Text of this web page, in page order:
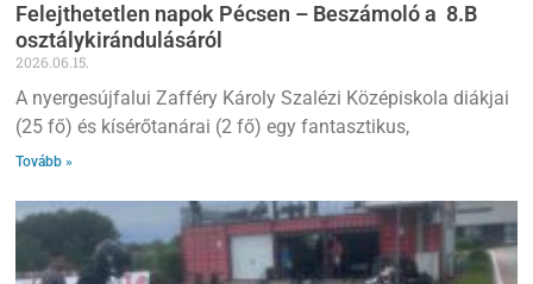
Felejthetetlen napok Pécsen – Beszámoló a 8.B
osztálykirándulásáról
2026.06.15.
A nyergesújfalui Zafféry Károly Szalézi Középiskola diákjai
(25 fő) és kísérőtanárai (2 fő) egy fantasztikus,
Tovább »